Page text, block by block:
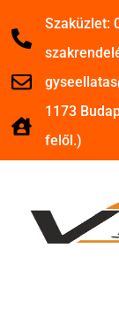
Szaküzlet:
1173
felől.)